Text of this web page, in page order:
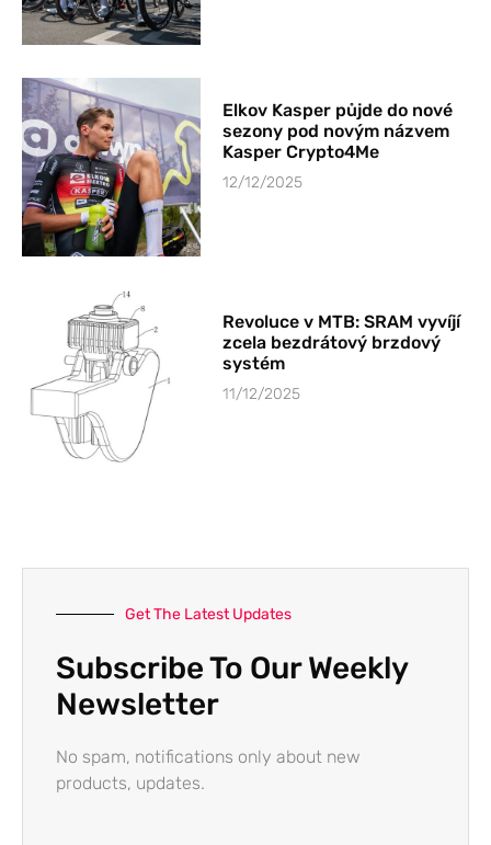
Elkov Kasper půjde do nové
sezony pod novým názvem
Kasper Crypto4Me
12/12/2025
Revoluce v MTB: SRAM vyvíjí
zcela bezdrátový brzdový
systém
11/12/2025
Get The Latest Updates
Subscribe To Our Weekly
Newsletter
No spam, notifications only about new
products, updates.